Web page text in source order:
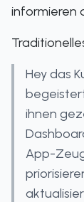
informieren
Hey das
ihnen
App-